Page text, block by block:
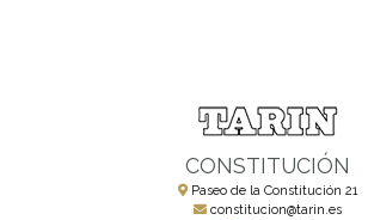
CONSTITUCIÓN
Paseo de la Constitución 21
constitucion@tarin.es